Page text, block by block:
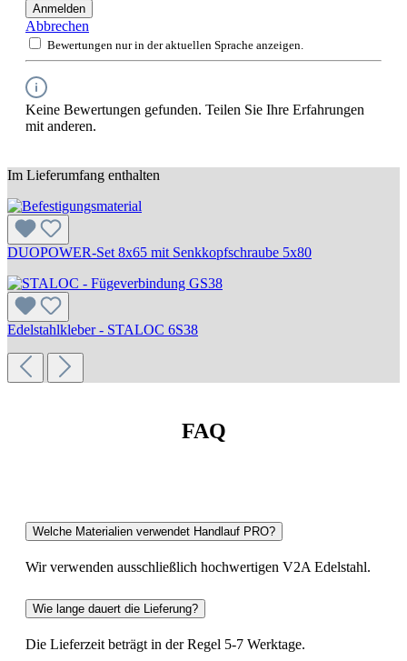
Anmelden
Abbrechen
Bewertungen nur in der aktuellen Sprache anzeigen.
Keine Bewertungen gefunden. Teilen Sie Ihre Erfahrungen
mit anderen.
Im Lieferumfang enthalten
DUOPOWER-Set 8x65 mit Senkkopfschraube 5x80
Edelstahlkleber - STALOC 6S38
FAQ
Welche Materialien verwendet Handlauf PRO?
Wir verwenden ausschließlich hochwertigen V2A Edelstahl.
Wie lange dauert die Lieferung?
Die Lieferzeit beträgt in der Regel 5-7 Werktage.